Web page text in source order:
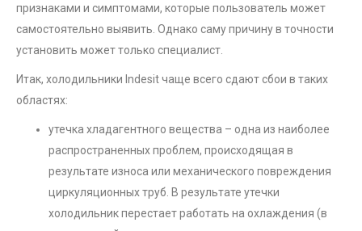
признаками и симптомами, которые пользователь может
самостоятельно выявить. Однако саму причину в точности
установить может только специалист.
Итак, холодильники Indesit чаще всего сдают сбои в таких
областях:
утечка хладагентного вещества – одна из наиболее
распространенных проблем, происходящая в
результате износа или механического повреждения
циркуляционных труб. В результате утечки
холодильник перестает работать на охлаждения (в